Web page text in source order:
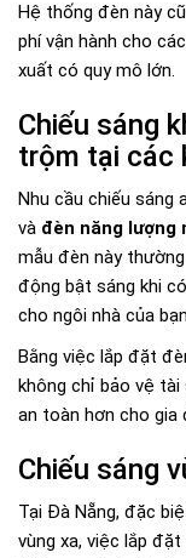
Hệ thống đèn này
phí vận hành cho
xuất có quy mô lớn.
Chiếu sáng
trộm tại các
Nhu cầu chiếu sáng
và đèn năng lượng
mẫu đèn này
động bật sáng khi
cho ngôi nhà của
Bằng việc lắp đặt
không chỉ bảo vệ
an toàn hơn cho gia
Chiếu sáng
Tại Đà Nẵng, đặc
vùng xa, việc lắp